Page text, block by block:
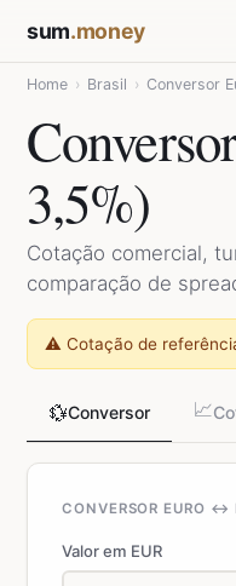
sum.money
Home › Brasil › Conversor
3,5%)
Cotação comercial,
comparação de
⚠️ Cotação de
💱Conversor 📈
CONVERSOR EURO ↔
Valor em EUR